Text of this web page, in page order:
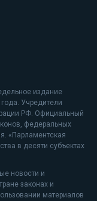
издание
Учредители
РФ. Официальный
федеральных
«Парламентская
в десяти субъектах
новости и
законах и
материалов